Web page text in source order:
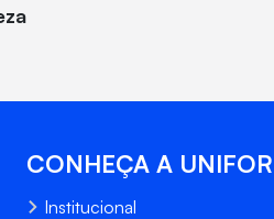
CONHEÇA A UNIFOR
Institucional